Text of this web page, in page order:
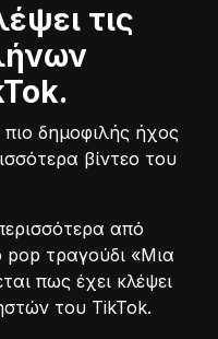
τις
πιο δημοφιλής ήχος
βίντεο του
από
pop τραγούδι «Μια
πως έχει κλέψει
του TikTok.